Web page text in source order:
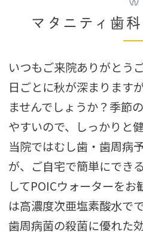
マタニティ歯
いつもご来院ありがとう
日ごとに秋が深まります
ませんでしょうか？季節
やすいので、しっかりと
当院ではむし歯・歯周病
が、ご自宅で簡単にでき
してPOICウォーターを
は高濃度次亜塩素酸水で
歯周病菌の殺菌に優れた